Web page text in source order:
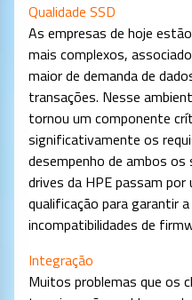
Qualidade SSD
As empresas de hoje
mais complexos,
maior de demanda de
transações. Nesse
tornou um componente
significativamente os
desempenho de ambos
drives da HPE passam
qualificação para garantir
incompatibilidades de
Integração
Muitos problemas que os